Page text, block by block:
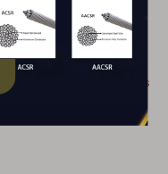
pour les
résistantes au feu,
hiérarchiser la
critiques, nos
tranquillité
montre plus